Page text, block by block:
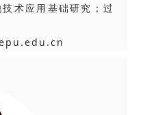
术应用基础研究；过